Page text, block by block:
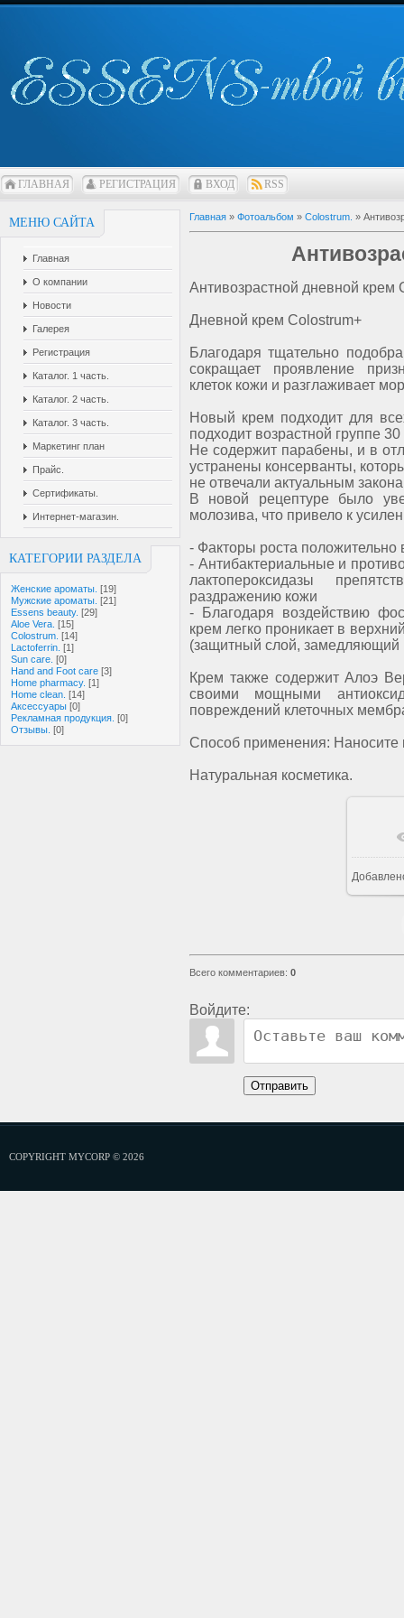
ГЛАВНАЯ РЕГИСТРАЦИЯ ВХОД RSS
МЕНЮ САЙТА
Главная
О компании
Новости
Галерея
Регистрация
Каталог. 1 часть.
Каталог. 2 часть.
Каталог. 3 часть.
Маркетинг план
Прайс.
Сертификаты.
Интернет-магазин.
КАТЕГОРИИ РАЗДЕЛА
Женские ароматы. [19]
Мужские ароматы. [21]
Essens beauty. [29]
Aloe Vera. [15]
Colostrum. [14]
Lactoferrin. [1]
Sun care. [0]
Hand and Foot care [3]
Home pharmacy. [1]
Home clean. [14]
Аксессуары [0]
Рекламная продукция. [0]
Отзывы. [0]
Главная » Фотоальбом » Colostrum. »
Антивозрастной дневной крем
Дневной крем Colostrum+
Благодаря тщательно
сокращает проявление
клеток кожи и разглаживает
Новый крем подходит для
подходит возрастной группе 30
Не содержит парабены, и в
устранены консерванты,
не отвечали актуальным
В новой рецептуре было
молозива, что привело к
- Факторы роста положительно
- Антибактериальные и
лактопероксидазы
раздражению кожи
- Благодаря воздействию
крем легко проникает в
(защитный слой, замедляющий
Крем также содержит Алоэ
своими мощными
повреждений клеточных
Способ применения: Наносите
Натуральная косметика.
Всего комментариев: 0
Войдите:
Отправить
COPYRIGHT MYCORP © 2026